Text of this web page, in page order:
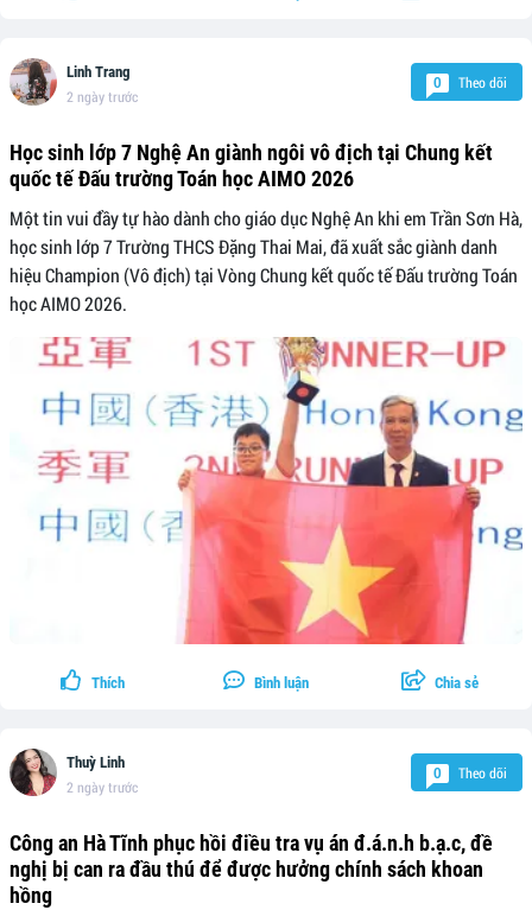
Linh Trang
2 ngày trước
0 Theo dõi
Học sinh lớp 7 Nghệ An giành ngôi vô địch tại Chung kết
quốc tế Đấu trường Toán học AIMO 2026
Một tin vui đầy tự hào dành cho giáo dục Nghệ An khi em Trần Sơn Hà,
học sinh lớp 7 Trường THCS Đặng Thai Mai, đã xuất sắc giành danh
hiệu Champion (Vô địch) tại Vòng Chung kết quốc tế Đấu trường Toán
học AIMO 2026.
Thích Bình luận Chia sẻ
Thuỳ Linh
2 ngày trước
0 Theo dõi
Công an Hà Tĩnh phục hồi điều tra vụ án đ.á.n.h b.ạ.c, đề
nghị bị can ra đầu thú để được hưởng chính sách khoan
hồng